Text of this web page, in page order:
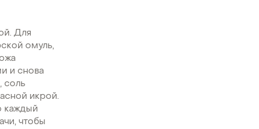
Для
омуль,
и снова
соль
икрой.
каждый
чтобы